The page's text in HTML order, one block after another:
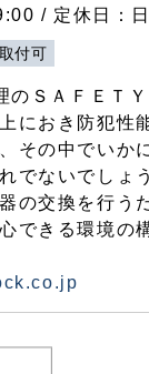
/ 定休日：日
付可
のＳＡＦＥＴＹ
におき防犯性
その中でいか
でないでしょ
の交換を行う
できる環境の